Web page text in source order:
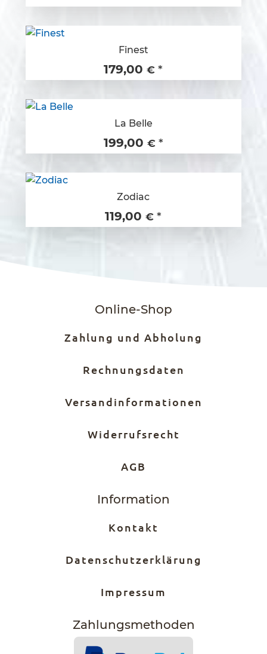
Finest
179,00€ *
La Belle
199,00 € *
Zodiac
119,00€ *
Online-Shop
Zahlung und Abholung
Rechnungsdaten
Versandinformationen
Widerrufsrecht
AGB
Information
Kontakt
Datenschutzerklärung
Impressum
Zahlungs­methoden